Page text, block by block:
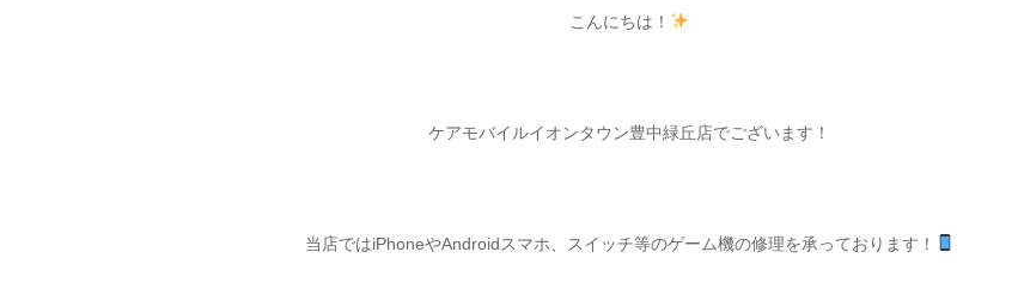
こんにちは！
ケアモバイルイオンタウン豊中緑丘店でございます！
当店ではiPhoneやAndroidスマホ、スイッチ等のゲーム機の修理を承っております！